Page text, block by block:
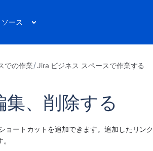
ソース
での作業 Jira ビジネス スペースで作業する
、削除する
ョートカットを追加できます。追加したリンク